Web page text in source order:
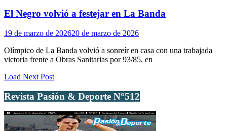
El Negro volvió a festejar en La Banda
19 de marzo de 202620 de marzo de 2026
Olímpico de La Banda volvió a sonreír en casa con una trabajada
victoria frente a Obras Sanitarias por 93/85, en
Load Next Post
Revista Pasión & Deporte N°512